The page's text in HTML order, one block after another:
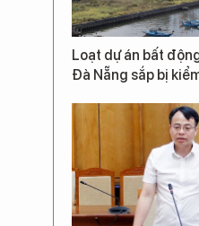
Loạt dự án bất
Đà Nẵng sắp bị